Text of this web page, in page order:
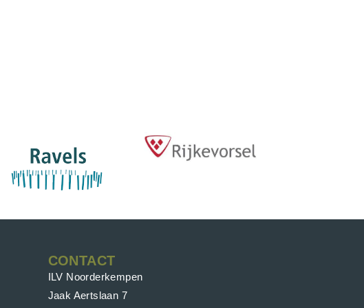
CONTACT
ILV Noorderkempen
Jaak Aertslaan 7